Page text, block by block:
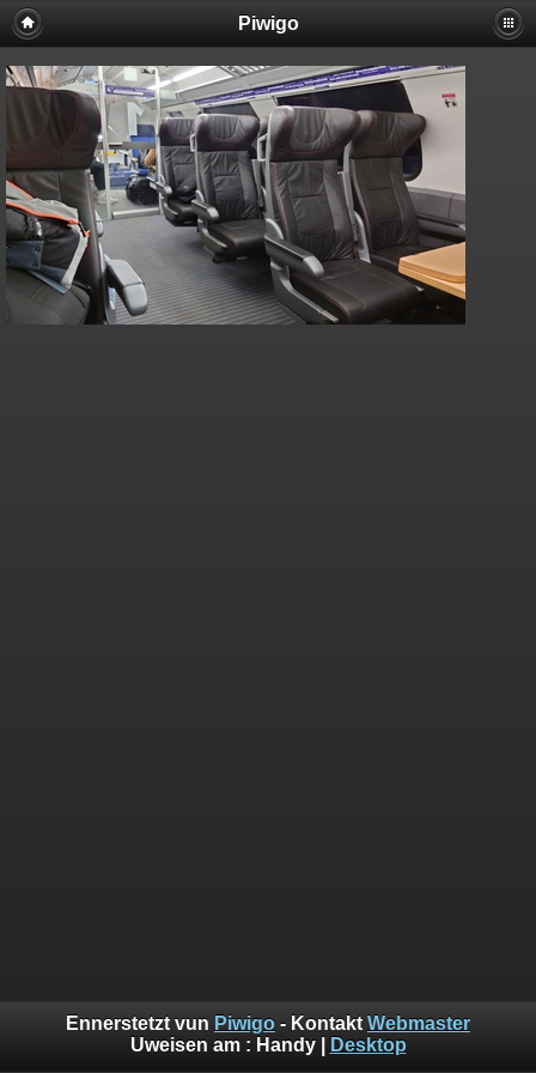
Piwigo
Ennerstetzt vun Piwigo - Kontakt Webmaster
Uweisen am : Handy| Desktop